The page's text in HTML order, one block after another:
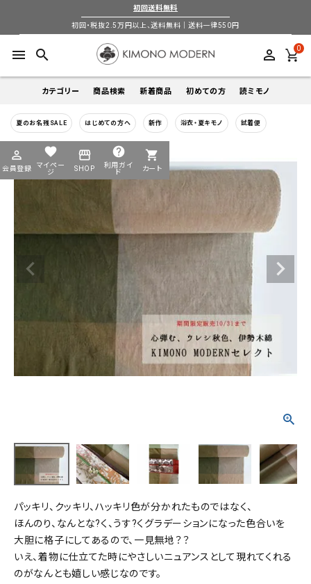
初回送料無料
初回・税抜2.5万円以上、送料無料｜送料一律550円
menu search perm_identity 0
カテゴリー
着物
帯
商品検索
キーワードから探す
search
通年 5-9月 夏季以外通年 春 夏 秋 冬
カテゴリーから探す
小物
カジュアル ソシアル フォーマル
在庫有 アーカイブ商品 セール商品
正絹 木綿・麻 ポリエステル その他
価格から探す
新着商品 初めての方 読ミモノ
夏のお名残SALE はじめての方へ 新作 浴衣・夏キモノ 試着便
perm_identity
会員登録
favorite
マイペー
ジ
storefront
SHOP
help
利用ガイ
ド
shopping_cart
カート search
帯
羽織
小物
パッキリ、クッキリ、ハッキリ色が分かれたものではなく、
ほんのり、なんとな?く、うす?くグラデーションになった色合いを
大胆に格子にしてあるので、一見無地？？
いえ、着物に仕立てた時にやさしいニュアンスとして現れてくれる
のがなんとも嬉しい感じなのです。